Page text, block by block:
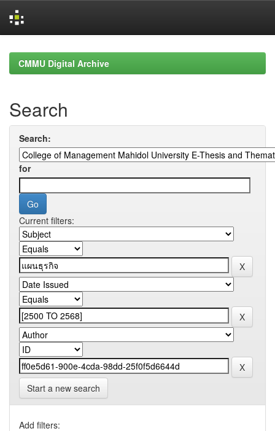
navigationCMMU Digital Archive
Search
Search:
for
Current filters:
Start a new search
Add filters: